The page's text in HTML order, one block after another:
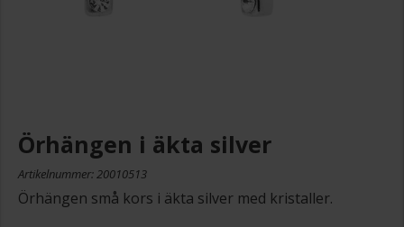
Örhängen i äkta silver
Artikelnummer: 20010513
Örhängen små kors i äkta silver med kristaller.